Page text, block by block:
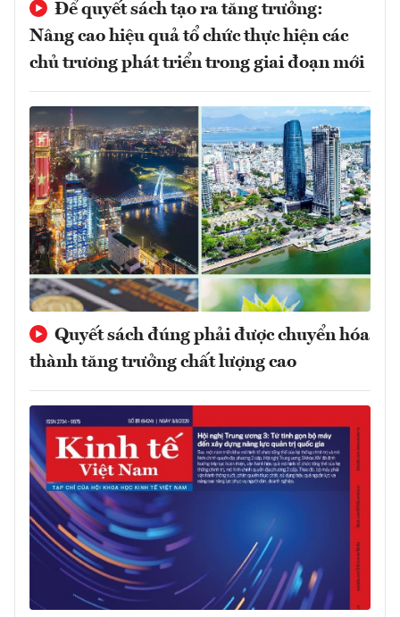
Để quyết sách tạo ra tăng trưởng:
Nâng cao hiệu quả tổ chức thực hiện các
chủ trương phát triển trong giai đoạn mới
Quyết sách đúng phải được chuyển hóa
thành tăng trưởng chất lượng cao